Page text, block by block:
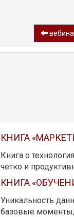
КНИГА
Книга о
четко и
КНИГА
Уникальность
базовые моменты,